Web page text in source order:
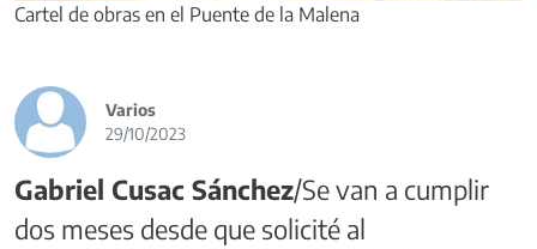
Cartel de obras en el Puente de la Malena
Varios
29/10/2023
Gabriel Cusac Sánchez/Se van a cumplir
dos meses desde que solicité al